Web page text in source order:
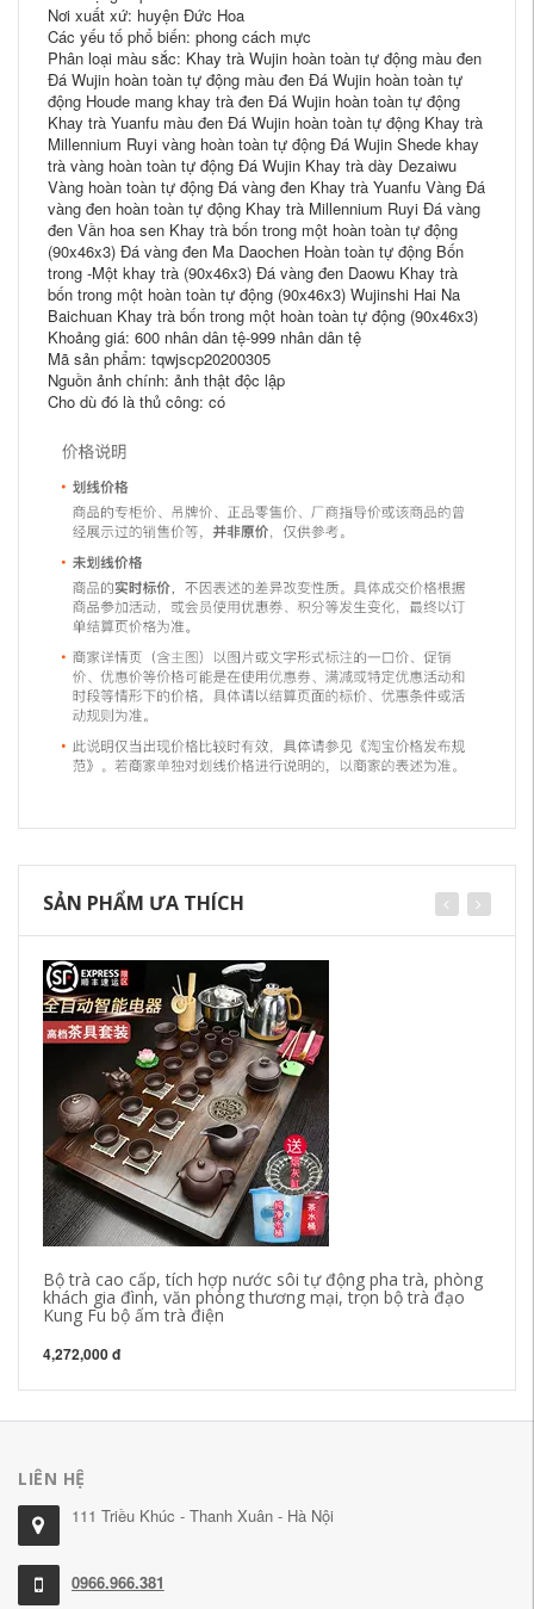
Nơi xuất xứ: huyện Đức Hoa
Các yếu tố phổ biến: phong cách mực
Phân loại màu sắc: Khay trà Wujin hoàn toàn tự động màu đen
Đá Wujin hoàn toàn tự động màu đen Đá Wujin hoàn toàn tự
động Houde mang khay trà đen Đá Wujin hoàn toàn tự động
Khay trà Yuanfu màu đen Đá Wujin hoàn toàn tự động Khay trà
Millennium Ruyi vàng hoàn toàn tự động Đá Wujin Shede khay
trà vàng hoàn toàn tự động Đá Wujin Khay trà dày Dezaiwu
Vàng hoàn toàn tự động Đá vàng đen Khay trà Yuanfu Vàng Đá
vàng đen hoàn toàn tự động Khay trà Millennium Ruyi Đá vàng
đen Vần hoa sen Khay trà bốn trong một hoàn toàn tự động
(90x46x3) Đá vàng đen Ma Daochen Hoàn toàn tự động Bốn
trong -Một khay trà (90x46x3) Đá vàng đen Daowu Khay trà
bốn trong một hoàn toàn tự động (90x46x3) Wujinshi Hai Na
Baichuan Khay trà bốn trong một hoàn toàn tự động (90x46x3)
Khoảng giá: 600 nhân dân tệ-999 nhân dân tệ
Mã sản phẩm: tqwjscp20200305
Nguồn ảnh chính: ảnh thật độc lập
Cho dù đó là thủ công: có
SẢN PHẨM ƯA THÍCH
Bộ trà cao cấp, tích hợp nước sôi tự động pha trà, phòng
khách gia đình, văn phòng thương mại, trọn bộ trà đạo
Kung Fu bộ ấm trà điện
4,272,000 đ
LIÊN HỆ
111 Triều Khúc - Thanh Xuân - Hà Nội
0966.966.381